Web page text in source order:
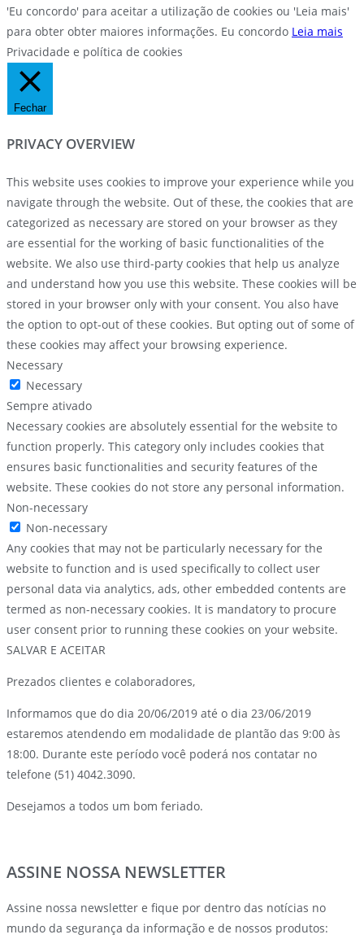
'Eu concordo' para aceitar a utilização de cookies ou 'Leia mais'
para obter obter maiores informações. Eu concordo Leia mais
Privacidade e política de cookies
Fechar
PRIVACY OVERVIEW
This website uses cookies to improve your experience while you
navigate through the website. Out of these, the cookies that are
categorized as necessary are stored on your browser as they
are essential for the working of basic functionalities of the
website. We also use third-party cookies that help us analyze
and understand how you use this website. These cookies will be
stored in your browser only with your consent. You also have
the option to opt-out of these cookies. But opting out of some of
these cookies may affect your browsing experience.
Necessary
Necessary
Sempre ativado
Necessary cookies are absolutely essential for the website to
function properly. This category only includes cookies that
ensures basic functionalities and security features of the
website. These cookies do not store any personal information.
Non-necessary
Non-necessary
Any cookies that may not be particularly necessary for the
website to function and is used specifically to collect user
personal data via analytics, ads, other embedded contents are
termed as non-necessary cookies. It is mandatory to procure
user consent prior to running these cookies on your website.
SALVAR E ACEITAR
Prezados clientes e colaboradores,
Informamos que do dia 20/06/2019 até o dia 23/06/2019
estaremos atendendo em modalidade de plantão das 9:00 às
18:00. Durante este período você poderá nos contatar no
telefone (51) 4042.3090.
Desejamos a todos um bom feriado.
ASSINE NOSSA NEWSLETTER
Assine nossa newsletter e fique por dentro das notícias no
mundo da segurança da informação e de nossos produtos: